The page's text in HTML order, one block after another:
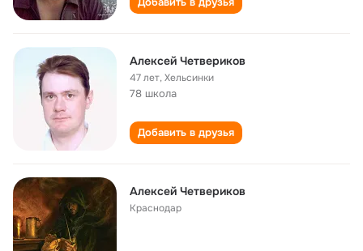
Алексей Четвериков
47 лет,Хельсинки
78 школа
Добавить в друзья
Алексей Четвериков
Краснодар